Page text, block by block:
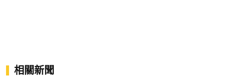
相關新聞